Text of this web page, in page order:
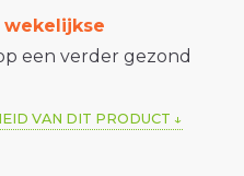
wekelijkse
een verder gezond
VAN DIT PRODUCT